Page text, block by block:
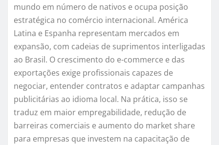
mundo em número de nativos e ocupa posição
estratégica no comércio internacional. América
Latina e Espanha representam mercados em
expansão, com cadeias de suprimentos interligadas
ao Brasil. O crescimento do e-commerce e das
exportações exige profissionais capazes de
negociar, entender contratos e adaptar campanhas
publicitárias ao idioma local. Na prática, isso se
traduz em maior empregabilidade, redução de
barreiras comerciais e aumento do market share
para empresas que investem na capacitação de